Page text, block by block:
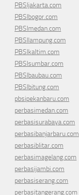
PBSIjakarta.com
PBSIbogor.com
PBSImedan.com
PBSIlampung.com
PBSIkaltim.com
PBSIsumbar.com
PBSIbaubau.com
PBSIbitung.com
pbsipekanbaru.com
perbasimedan.com
perbasisurabaya.com
perbasibanjarbaru.com
perbasiblitar.com
perbasimagelang.com
perbasijambi.com
perbasiserang.com
perbasitangerang.com